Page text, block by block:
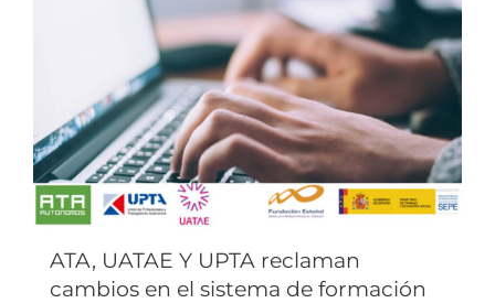
ATA, UATAE Y UPTA reclaman
cambios en el sistema de formación